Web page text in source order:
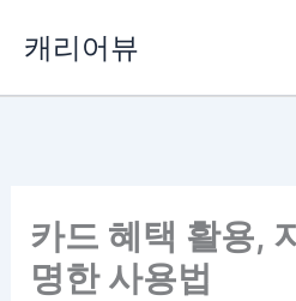
캐리어뷰
카드 혜택 활용,
명한 사용법